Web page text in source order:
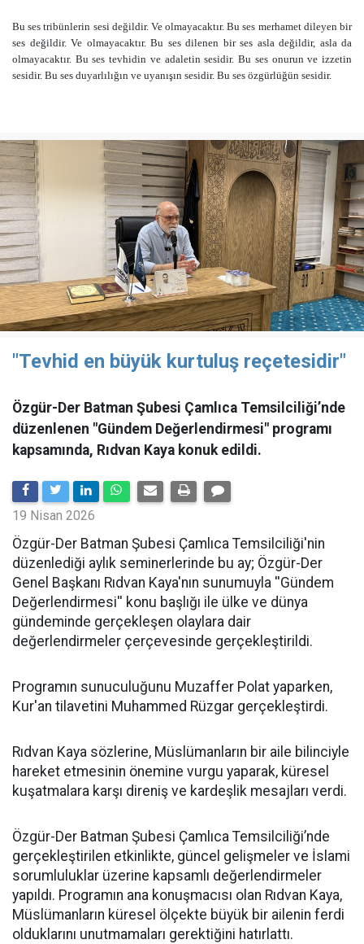
Bu ses tribünlerin sesi değildir. Ve olmayacaktır. Bu ses merhamet dileyen bir
ses değildir. Ve olmayacaktır. Bu ses dilenen bir ses asla değildir, asla da
olmayacaktır. Bu ses tevhidin ve adaletin sesidir. Bu ses onurun ve izzetin
sesidir. Bu ses duyarlılığın ve uyanışın sesidir. Bu ses özgürlüğün sesidir.
"Tevhid en büyük kurtuluş reçetesidir"
Özgür-Der Batman Şubesi Çamlıca Temsilciliği’nde
düzenlenen "Gündem Değerlendirmesi" programı
kapsamında, Rıdvan Kaya konuk edildi.
19 Nisan 2026
​Özgür-Der Batman Şubesi Çamlıca Temsilciliği'nin
düzenlediği aylık seminerlerinde bu ay; Özgür-Der
Genel Başkanı Rıdvan Kaya'nın sunumuyla ''Gündem
Değerlendirmesi'' konu başlığı ile ülke ve dünya
gündeminde gerçekleşen olaylara dair
değerlendirmeler çerçevesinde gerçekleştirildi.
Programın sunuculuğunu Muzaffer Polat yaparken,
Kur'an tilavetini Muhammed Rüzgar gerçekleştirdi.
Rıdvan Kaya sözlerine, Müslümanların bir aile bilinciyle
hareket etmesinin önemine vurgu yaparak, küresel
kuşatmalara karşı direniş ve kardeşlik mesajları verdi.
Özgür-Der Batman Şubesi Çamlıca Temsilciliği’nde
gerçekleştirilen etkinlikte, güncel gelişmeler ve İslami
sorumluluklar üzerine kapsamlı değerlendirmeler
yapıldı. Programın ana konuşmacısı olan Rıdvan Kaya,
Müslümanların küresel ölçekte büyük bir ailenin ferdi
olduklarını unutmamaları gerektiğini hatırlattı.